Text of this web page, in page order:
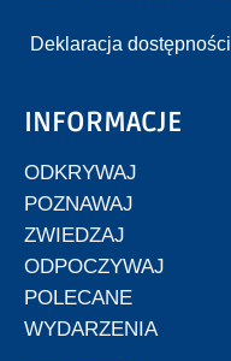
Deklaracja dostępności
INFORMACJE
ODKRYWAJ
POZNAWAJ
ZWIEDZAJ
ODPOCZYWAJ
POLECANE
WYDARZENIA